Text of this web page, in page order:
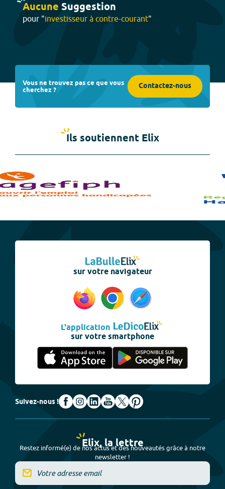
Aucune Suggestion
pour "investisseur à contre-courant"
Vous ne trouvez pas ce que vous
cherchez ? Contactez-nous
Ils soutiennent Elix
sur votre navigateur
L'application
sur votre smartphone
Suivez-nous !
Elix, la lettre
Restez informé(e) de nos actus et des nouveautés grâce à notre
newsletter !